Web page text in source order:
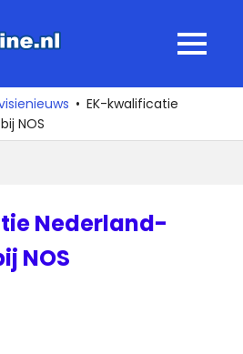
MENU
EK-kwalificatie
NOS
Nederland-
NOS